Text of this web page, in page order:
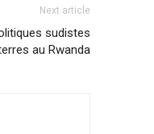
Next article
sudistes
au Rwanda